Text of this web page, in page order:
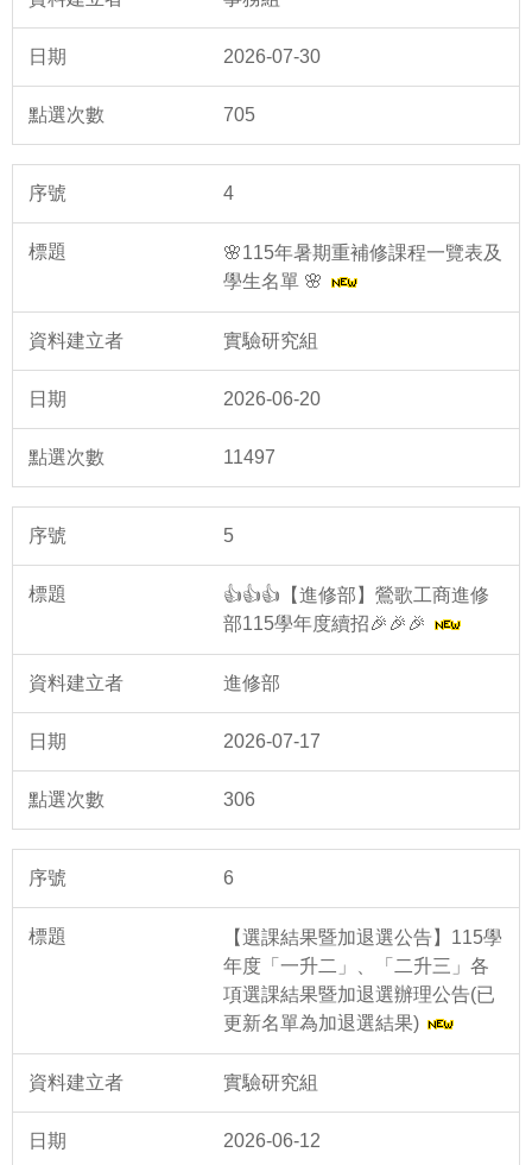
2026-07-30
705
4
🌸115年暑期重補修課程一覽表及
學生名單 🌸
實驗研究組
2026-06-20
11497
5
👍👍👍【進修部】鶯歌工商進修
部115學年度續招🎉🎉🎉
進修部
2026-07-17
306
6
【選課結果暨加退選公告】115學
年度「一升二」、「二升三」各
項選課結果暨加退選辦理公告(已
更新名單為加退選結果)
實驗研究組
2026-06-12